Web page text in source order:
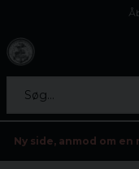
Søg...
Ny side, anmod om